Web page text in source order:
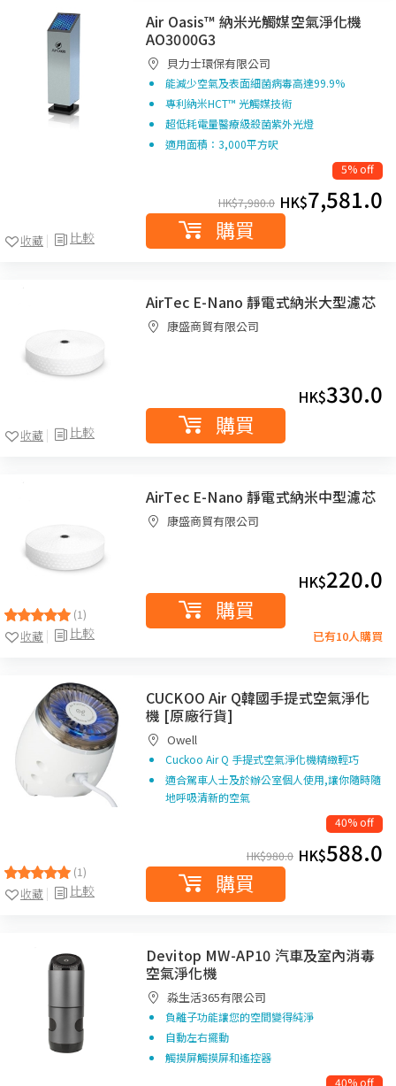
比較
收藏
Air Oasis™ 納米光觸媒空氣淨化機
AO3000G3
貝力士環保有限公司
能減少空氣及表面細菌病毒高達99.9%
專利納米HCT™ 光觸媒技術
超低耗電量醫療級殺菌紫外光燈
適用面積：3,000平方呎
5% off
HK$7,980.0 HK$7,581.0
購買
比較
收藏
AirTec E-Nano 靜電式納米大型濾芯
康盛商貿有限公司
HK$330.0
購買
(1)
比較
收藏
AirTec E-Nano 靜電式納米中型濾芯
康盛商貿有限公司
HK$220.0
購買
已有10人購買
(1)
比較
收藏
CUCKOO Air Q韓國手提式空氣淨化
機 [原廠行貨]
Owell
Cuckoo Air Q 手提式空氣淨化機精緻輕巧
適合駕車人士及於辦公室個人使用,讓你隨時隨
地呼吸清新的空氣
40% off
HK$980.0 HK$588.0
購買
Devitop MW-AP10 汽車及室內消毒
空氣淨化機
淼生活365有限公司
負離子功能讓您的空間變得純淨
自動左右擺動
觸摸屏觸摸屏和遙控器
40% off